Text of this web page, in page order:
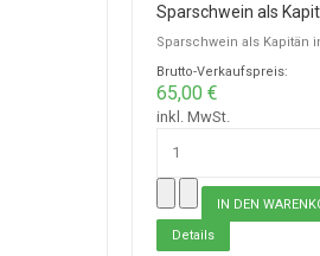
Sparschwein als
Sparschwein als Kapitän
Brutto-Verkaufspreis:
65,00 €
inkl. MwSt.
Details